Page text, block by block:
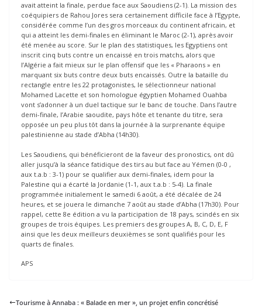
avait atteint la finale, perdue face aux Saoudiens (2-1). La mission des
coéquipiers de Rahou Jores sera certainement difficile face à l’Egypte,
considérée comme l’un des gros morceaux du continent africain, et
qui a atteint les demi-finales en éliminant le Maroc (2-1), après avoir
été menée au score. Sur le plan des statistiques, les Egyptiens ont
inscrit cinq buts contre un encaissé en trois matchs, alors que
l’Algérie a fait mieux sur le plan offensif que les « Pharaons » en
marquant six buts contre deux buts encaissés. Outre la bataille du
rectangle entre les 22 protagonistes, le sélectionneur national
Mohamed Lacette et son homologue égyptien Mohamed Ouahba
vont s’adonner à un duel tactique sur le banc de touche. Dans l’autre
demi-finale, l’Arabie saoudite, pays hôte et tenante du titre, sera
opposée un peu plus tôt dans la journée à la surprenante équipe
palestinienne au stade d’Abha (14h30).
Les Saoudiens, qui bénéficieront de la faveur des pronostics, ont dû
aller jusqu’à la séance fatidique des tirs au but face au Yémen (0-0 ,
aux t.a.b : 3-1) pour se qualifier aux demi-finales, idem pour la
Palestine qui a écarté la Jordanie (1-1, aux t.a.b : 5-4). La finale
programmée initialement le samedi 6 août, a été décalée de 24
heures, et se jouera le dimanche 7 août au stade d’Abha (17h30). Pour
rappel, cette 8e édition a vu la participation de 18 pays, scindés en six
groupes de trois équipes. Les premiers des groupes A, B, C, D, E, F
ainsi que les deux meilleurs deuxièmes se sont qualifiés pour les
quarts de finales.
APS
Tourisme à Annaba : « Balade en mer », un projet enfin concrétisé